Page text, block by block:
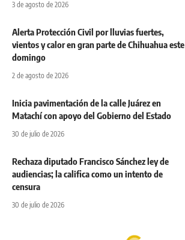
3 de agosto de 2026
Alerta Protección Civil por lluvias fuertes,
vientos y calor en gran parte de Chihuahua este
domingo
2 de agosto de 2026
Inicia pavimentación de la calle Juárez en
Matachí con apoyo del Gobierno del Estado
30 de julio de 2026
Rechaza diputado Francisco Sánchez ley de
audiencias; la califica como un intento de
censura
30 de julio de 2026